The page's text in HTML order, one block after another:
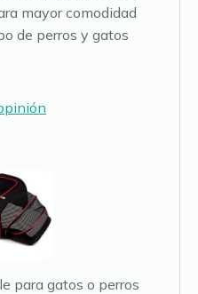
mayor comodidad
de perros y gatos
para gatos o perros